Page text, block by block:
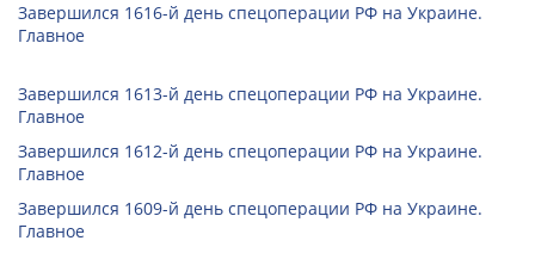
Завершился 1616-й день спецоперации РФ на Украине.
Главное
Завершился 1613-й день спецоперации РФ на Украине.
Главное
Завершился 1612-й день спецоперации РФ на Украине.
Главное
Завершился 1609-й день спецоперации РФ на Украине.
Главное